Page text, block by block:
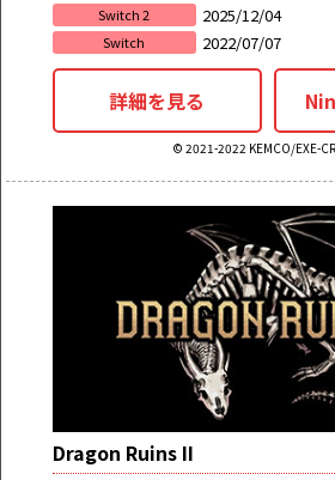
Switch 2 2025/12/04
Switch 2022/07/07
詳細を見る
© 2021-2022 KEMCO/EXE-
Dragon Ruins II